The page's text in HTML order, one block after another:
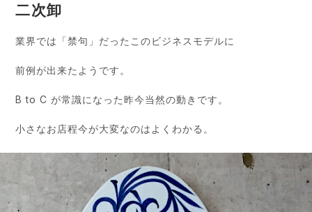
二次卸
業界では「禁句」だったこのビジネスモデルに
前例が出来たようです。
B to C が常識になった昨今当然の動きです。
小さなお店程今が大変なのはよくわかる。